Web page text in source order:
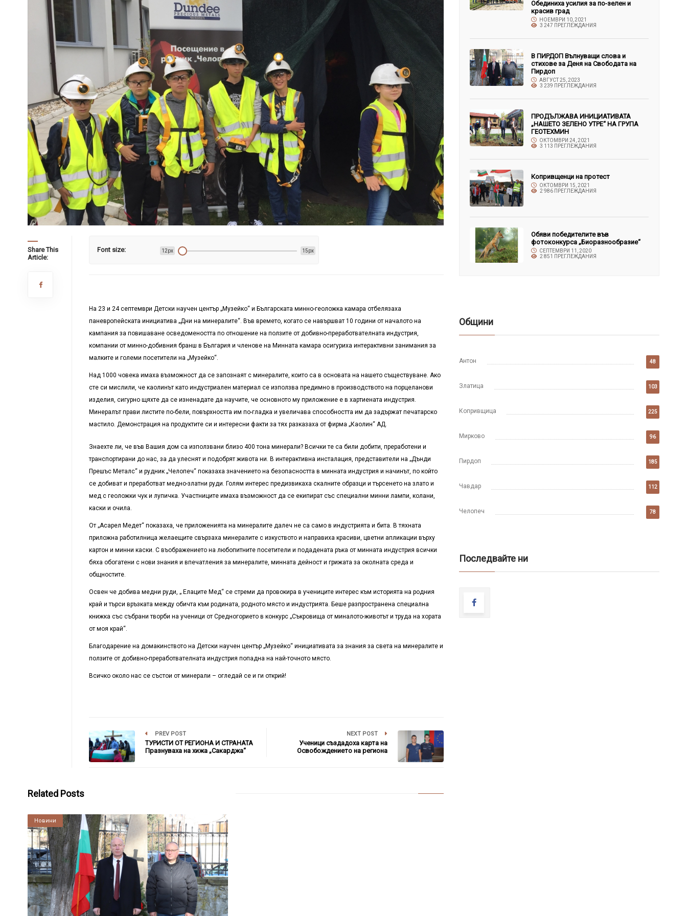
Share This
Article:
Font size: 12px 15px
На 23 и 24 септември Детски научен център „Музейко“ и Българската минно-геоложка камара отбелязаха
паневропейската инициатива „Дни на минералите“. Във времето, когато се навършват 10 години от началото на
кампания за повишаване осведомеността по отношение на ползите от добивно-преработвателната индустрия,
компании от минно-добивния бранш в България и членове на Минната камара осигуриха интерактивни занимания за
малките и големи посетители на „Музейко“.
Над 1000 човека имаха възможност да се запознаят с минералите, които са в основата на нашето съществуване. Ако
сте си мислили, че каолинът като индустриален материал се използва предимно в производството на порцеланови
изделия, сигурно щяхте да се изненадате да научите, че основното му приложение е в хартиената индустрия.
Минералът прави листите по-бели, повърхността им по-гладка и увеличава способността им да задържат печатарско
мастило. Демонстрация на продуктите си и интересни факти за тях разказаха от фирма „Каолин“ АД.
Знаехте ли, че във Вашия дом са използвани близо 400 тона минерали? Всички те са били добити, преработени и
транспортирани до нас, за да улеснят и подобрят живота ни. В интерактивна инсталация, представители на „Дънди
Прешъс Металс“ и рудник „Челопеч“ показаха значението на безопасността в минната индустрия и начинът, по който
се добиват и преработват медно-златни руди. Голям интерес предизвикаха скалните образци и търсенето на злато и
мед с геоложки чук и лупичка. Участниците имаха възможност да се екипират със специални минни лампи, колани,
каски и очила.
От „Асарел Медет“ показаха, че приложенията на минералите далеч не са само в индустрията и бита. В тяхната
приложна работилница желаещите свързаха минералите с изкуството и направиха красиви, цветни апликации върху
картон и минни каски. С въображението на любопитните посетители и подадената ръка от минната индустрия всички
бяха обогатени с нови знания и впечатления за минералите, минната дейност и грижата за околната среда и
общностите.
Освен че добива медни руди, „ Елаците Мед“ се стреми да провокира в учениците интерес към историята на родния
край и търси връзката между обичта към родината, родното място и индустрията. Беше разпространена специална
книжка със събрани творби на ученици от Средногорието в конкурс „Съкровища от миналото-животът и труда на хората
от моя край“.
Благодарение на домакинството на Детски научен център „Музейко“ инициативата за знания за света на минералите и
ползите от добивно-преработвателната индустрия попадна на най-точното място.
Всичко около нас се състои от минерали – огледай се и ги открий!
PREV POST
ТУРИСТИ ОТ РЕГИОНА И СТРАНАТА
Празнуваха на хижа „Сакарджа“
NEXT POST
Ученици създадоха карта на
Освобождението на региона
Related Posts
Култура
Новини
Обединиха усилия за по-зелен и
красив град
НОЕМВРИ 10, 2021
3 247 ПРЕГЛЕЖДАНИЯ
В ПИРДОП Вълнуващи слова и
стихове за Деня на Свободата на
Пирдоп
АВГУСТ 25, 2023
3 239 ПРЕГЛЕЖДАНИЯ
ПРОДЪЛЖАВА ИНИЦИАТИВАТА
„НАШЕТО ЗЕЛЕНО УТРЕ“ НА ГРУПА
ГЕОТЕХМИН
ОКТОМВРИ 24, 2021
3 113 ПРЕГЛЕЖДАНИЯ
Копривщенци на протест
ОКТОМВРИ 15, 2021
2 986 ПРЕГЛЕЖДАНИЯ
Обяви победителите във
фотоконкурса „Биоразнообразие“
СЕПТЕМВРИ 11, 2020
2 851 ПРЕГЛЕЖДАНИЯ
Общини
Антон 48
Златица 103
Копривщица 225
Мирково 96
Пирдоп 185
Чавдар 112
Челопеч 78
Последвайте ни